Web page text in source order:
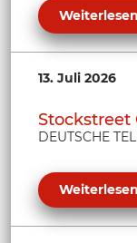
13. Juli 2026
Stockstreet
DEUTSCHE